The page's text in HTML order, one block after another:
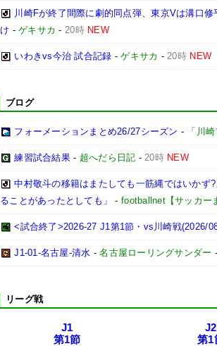
川崎Fが終了間際に劇的同点弾、東京Vは溝口
け -ゲキサカ - 20時 NEW
いわきvs今治 試合記録 -ゲキサカ -20時 NEW
ブログ
フォーメーションまとめ26/27シーズン - 「川
練習試合結果- 超へだら日記 -20時 NEW
中村敬斗の移籍はまたしても一筋縄ではいかず
ることがあったとしても」
-footballnet【サッカー
<試合終了>2026-27 J1第1節・vs川崎戦(2026/
J1-01-名古屋-清水 -名古屋ローリングサンダー
リーグ戦
J1
第1節
J2
第1